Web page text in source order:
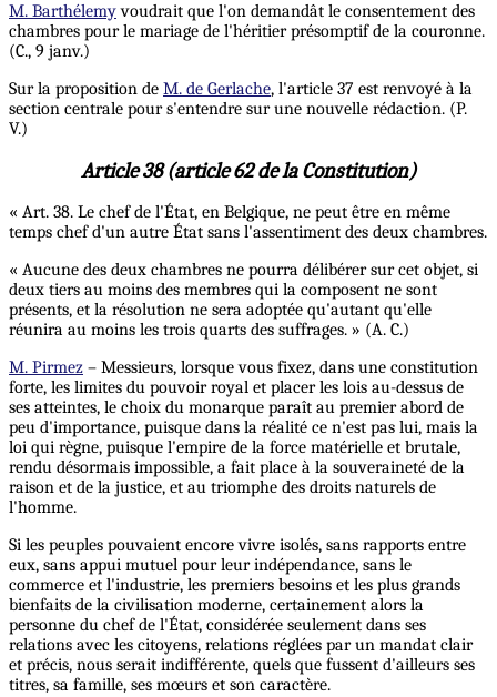
M. Barthélemyvoudrait que l'on demandât le consentement des
chambres pour le mariage de l'héritier présomptif de la couronne.
(C., 9 janv.)
Sur la proposition de M. de Gerlache, l'article 37 est renvoyé à la
section centrale pour s'entendre sur une nouvelle rédaction. (P.
V.)
Article 38 (article 62 de la Constitution)
« Art. 38. Le chef de l'État, en Belgique, ne peut être en même
temps chef d'un autre État sans l'assentiment des deux chambres.
« Aucune des deux chambres ne pourra délibérer sur cet objet, si
deux tiers au moins des membres qui la composent ne sont
présents, et la résolution ne sera adoptée qu'autant qu'elle
réunira au moins les trois quarts des suffrages. » (A. C.)
M. Pirmez – Messieurs, lorsque vous fixez, dans une constitution
forte, les limites du pouvoir royal et placer les lois au-dessus de
ses atteintes, le choix du monarque paraît au premier abord de
peu d'importance, puisque dans la réalité ce n'est pas lui, mais la
loi qui règne, puisque l'empire de la force matérielle et brutale,
rendu désormais impossible, a fait place à la souveraineté de la
raison et de la justice, et au triomphe des droits naturels de
l'homme.
Si les peuples pouvaient encore vivre isolés, sans rapports entre
eux, sans appui mutuel pour leur indépendance, sans le
commerce et l'industrie, les premiers besoins et les plus grands
bienfaits de la civilisation moderne, certainement alors la
personne du chef de l'État, considérée seulement dans ses
relations avec les citoyens, relations réglées par un mandat clair
et précis, nous serait indifférente, quels que fussent d'ailleurs ses
titres, sa famille, ses mœurs et son caractère.